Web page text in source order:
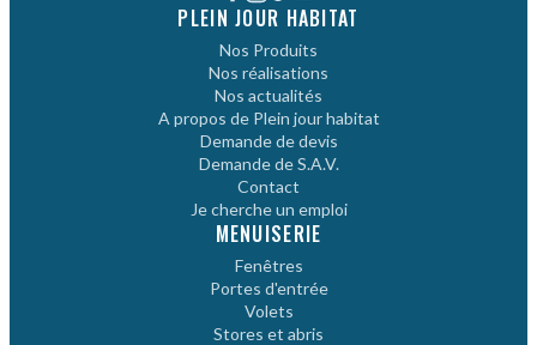
PLEIN JOUR HABITAT
Nos Produits
Nos réalisations
Nos actualités
A propos de Plein jour habitat
Demande de devis
Demande de S.A.V.
Contact
Je cherche un emploi
MENUISERIE
Fenêtres
Portes d'entrée
Volets
Stores et abris